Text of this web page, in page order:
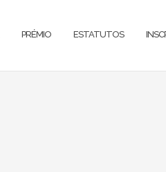
PRÉMIO ESTATUTOS